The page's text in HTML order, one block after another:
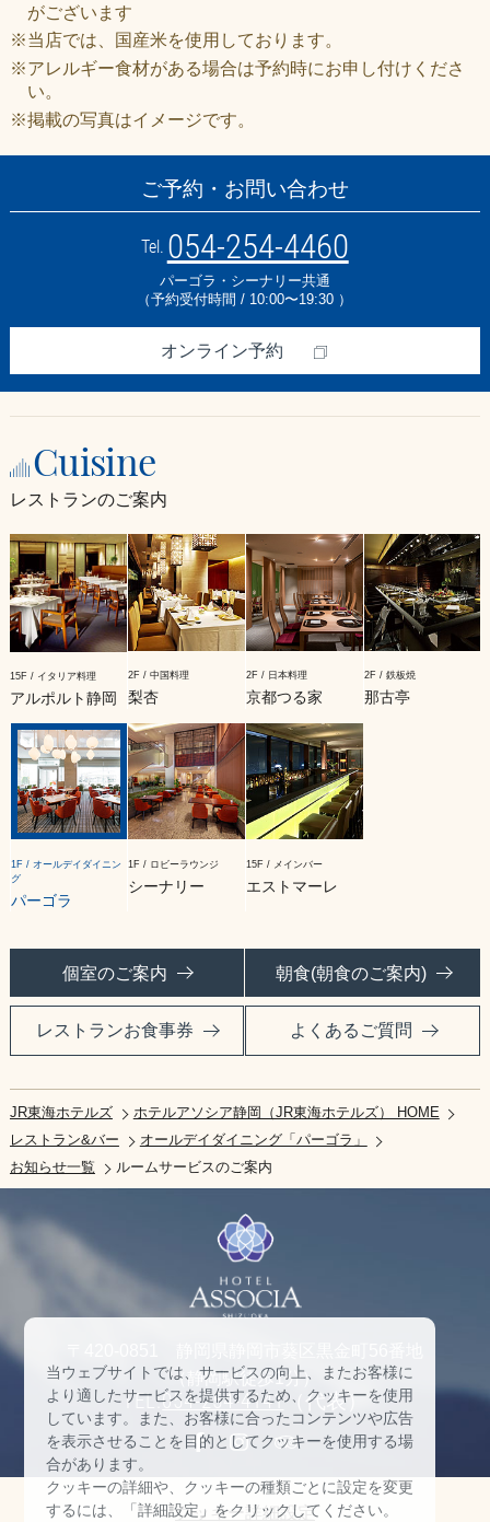
がございます
※当店では、国産米を使用しております。
※アレルギー食材がある場合は予約時にお申し付けくださ
い。
※掲載の写真はイメージです。
ご予約・お問い合わせ
Tel. 054-254-4460
パーゴラ・シーナリー共通
（予約受付時間 / 10:00〜19:30 ）
オンライン予約
Cuisine
レストランのご案内
15F / イタリア料理
アルポルト静岡
2F / 中国料理
梨杏
2F / 日本料理
京都つる家
2F / 鉄板焼
那古亭
1F / オールデイダイニン
グ
パーゴラ
1F / ロビーラウンジ
シーナリー
15F / メインバー
エストマーレ
個室のご案内 朝食(朝食のご案内)
レストランお食事券 よくあるご質問
JR東海ホテルズ
ホテルアソシア静岡（JR東海ホテルズ） HOME
レストラン&バー
オールデイダイニング「パーゴラ」
お知らせ一覧
ルームサービスのご案内
（静岡駅徒歩1分）
TEL:054-254-4141（代表）
クッキー詳細設定
当ウェブサイトでは、サービスの向上、またお客様に
より適したサービスを提供するため、クッキーを使用
しています。また、お客様に合ったコンテンツや広告
を表示させることを目的としてクッキーを使用する場
合があります。
クッキーの詳細や、クッキーの種類ごとに設定を変更
するには、「詳細設定」をクリックしてください。